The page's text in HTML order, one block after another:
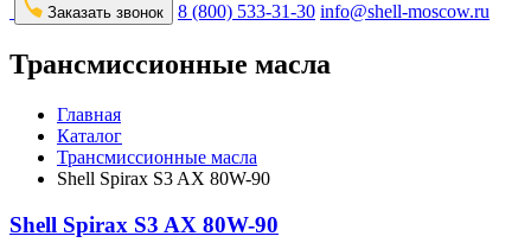
Заказать звонок 8 (800) 533-31-30 info@shell-moscow.ru
Трансмиссионные масла
Главная
Каталог
Трансмиссионные масла
Shell Spirax S3 AX 80W-90
Shell Spirax S3 AX 80W-90